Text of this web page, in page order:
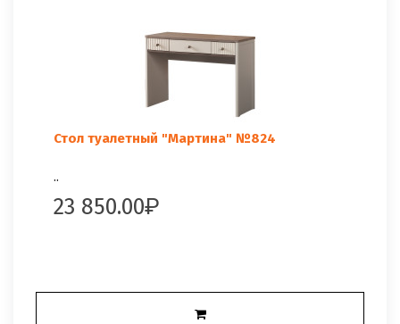
Стол туалетный "Мартина" №824
..
23 850.00